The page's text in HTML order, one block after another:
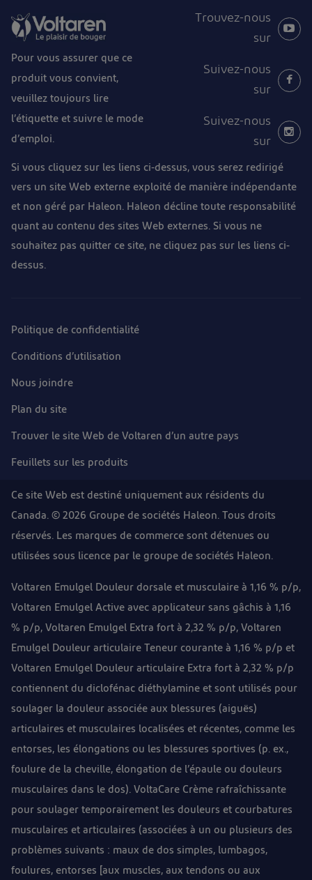
Pour vous assurer que ce
produit vous convient,
veuillez toujours lire
l’étiquette et suivre le mode
d’emploi.
Si vous cliquez sur les liens ci-dessus, vous serez redirigé
vers un site Web externe exploité de manière indépendante
et non géré par Haleon. Haleon décline toute responsabilité
quant au contenu des sites Web externes. Si vous ne
souhaitez pas quitter ce site, ne cliquez pas sur les liens ci-
dessus.
Politique de confidentialité
Conditions d’utilisation
Nous joindre
Plan du site
Trouver le site Web de Voltaren d’un autre pays
Feuillets sur les produits
Trouvez-nous
sur
Suivez-nous
sur
Suivez-nous
sur
Ce site Web est destiné uniquement aux résidents du
Canada. © 2026 Groupe de sociétés Haleon. Tous droits
réservés. Les marques de commerce sont détenues ou
utilisées sous licence par le groupe de sociétés Haleon.
Voltaren Emulgel Douleur dorsale et musculaire à 1,16 % p/p,
Voltaren Emulgel Active avec applicateur sans gâchis à 1,16
% p/p, Voltaren Emulgel Extra fort à 2,32 % p/p, Voltaren
Emulgel Douleur articulaire Teneur courante à 1,16 % p/p et
Voltaren Emulgel Douleur articulaire Extra fort à 2,32 % p/p
contiennent du diclofénac diéthylamine et sont utilisés pour
soulager la douleur associée aux blessures (aiguës)
articulaires et musculaires localisées et récentes, comme les
entorses, les élongations ou les blessures sportives (p. ex.,
foulure de la cheville, élongation de l’épaule ou douleurs
musculaires dans le dos). VoltaCare Crème rafraîchissante
pour soulager temporairement les douleurs et courbatures
musculaires et articulaires (associées à un ou plusieurs des
problèmes suivants : maux de dos simples, lumbagos,
foulures, entorses [aux muscles, aux tendons ou aux